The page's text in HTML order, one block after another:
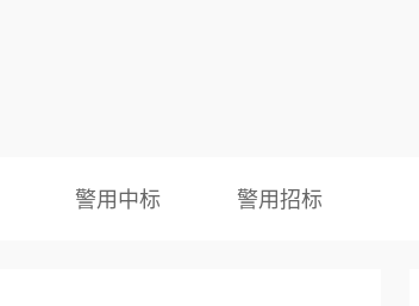
警用中标 警用招标